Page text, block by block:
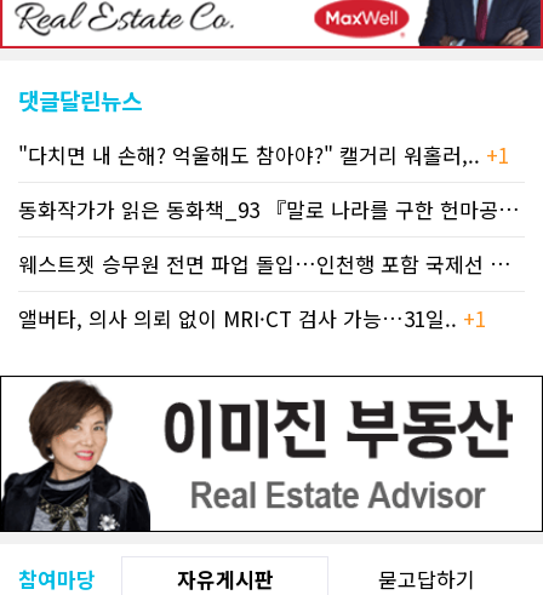
댓글달린뉴스
"다치면 내 손해? 억울해도 참아야?" 캘거리 워홀러,.. +1
동화작가가 읽은 동화책_93 『말로 나라를 구한 헌마공..+2
웨스트젯 승무원 전면 파업 돌입…인천행 포함 국제선 줄..
앨버타, 의사 의뢰 없이 MRI·CT 검사 가능…31일.. +1
참여마당 자유게시판 묻고답하기